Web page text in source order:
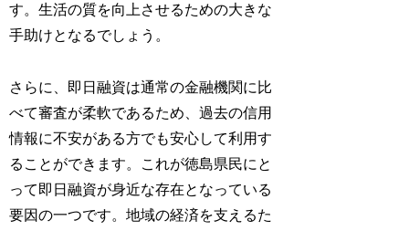
す。生活の質を向上させるための大きな
手助けとなるでしょう。
さらに、即日融資は通常の金融機関に比
べて審査が柔軟であるため、過去の信用
情報に不安がある方でも安心して利用す
ることができます。これが徳島県民にと
って即日融資が身近な存在となっている
要因の一つです。地域の経済を支えるた